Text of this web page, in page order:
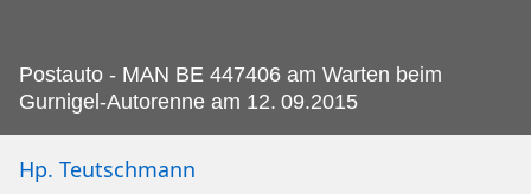
Postauto - MAN BE 447406 am Warten beim
Gurnigel-Autorenne am 12. 09.2015
Hp. Teutschmann